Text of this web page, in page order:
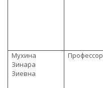
Мухина
Зинара
Зиевна
Профессор